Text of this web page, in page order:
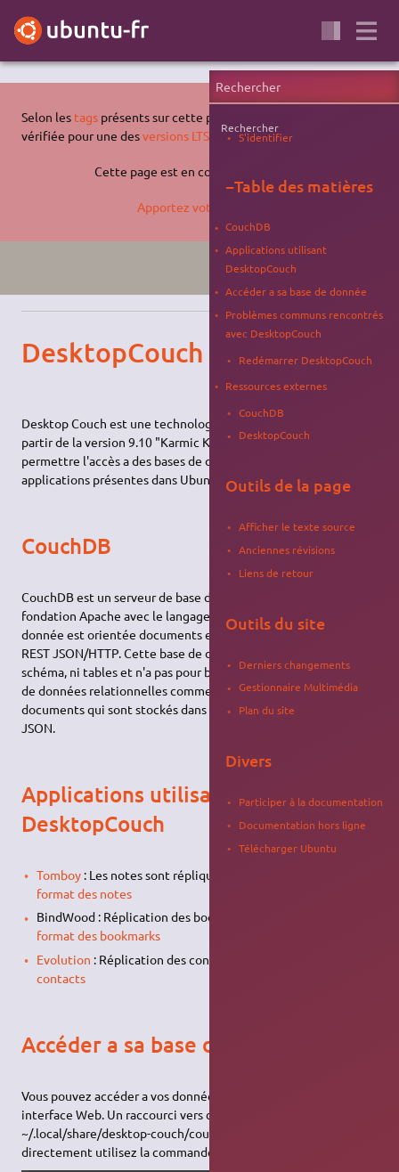
Selon les tags présents sur cette page, celle-ci n'a pas été
vérifiée pour une desversions LTS supportées d'Ubuntu
Cette page est en cours de rédaction.
Apportez votre aide…
LUCID
DesktopCouch
Desktop Couch est une technologie introduite dans Ubuntu a
partir de la version 9.10 "Karmic Koala". Elle a pour but de
permettre l'accès a des bases de données CouchDB aux
applications présentes dans Ubuntu.
CouchDB
CouchDB est un serveur de base de données crée par la
fondation Apache avec le langage Erlang. Cette base de
donnée est orientée documents et est accesible via une
REST JSON/HTTP. Cette base de données ne possède ni
schéma, ni tables et n'a pas pour but de se substituer aux bases
de données relationnelles comme MySQL ou PostgreSQL. Les
documents qui sont stockés dans CouchDB sont des objets
JSON.
Applications utilisant
DesktopCouch
Tomboy: Les notes sont répliquées avec UbuntuOne. Voir le
format des notes
BindWood : Réplication des bookmarks de Firefox. Voir le
format des bookmarks
Evolution : Réplication des contacts. Voir le
contacts
Accéder a sa base de donnée
Vous pouvez accéder a vos données DesktopCouch via une
interface Web. Un raccourci vers celle ci est stocké dans
~/.local/share/desktop-couch/couchdb.html Pour y accéder
directement utilisez la commande :
Rechercher
S'identifier
−Table des matières
CouchDB
Applications utilisant
DesktopCouch
Accéder a sa base de donnée
Problèmes communs rencontrés
avec DesktopCouch
Redémarrer DesktopCouch
Ressources externes
CouchDB
DesktopCouch
Outils de la page
Afficher le texte source
Anciennes révisions
Liens de retour
Outils du site
Derniers changements
Gestionnaire Multimédia
Plan du site
Divers
Participer à la documentation
Documentation hors ligne
Télécharger Ubuntu